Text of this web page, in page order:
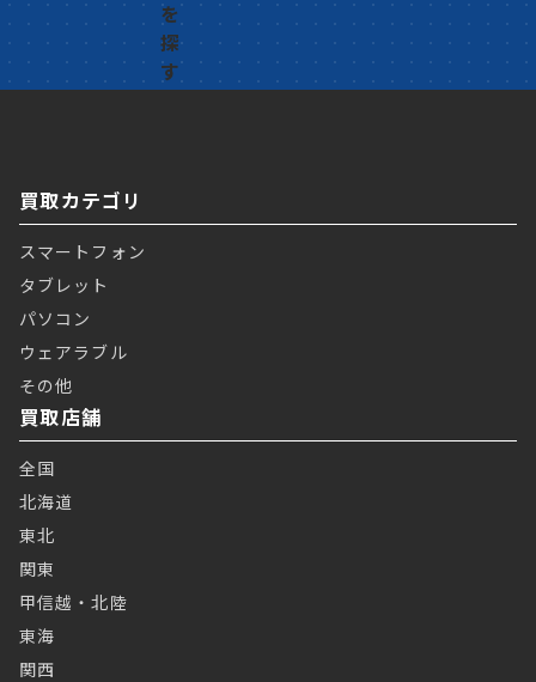
買取カテゴリ
スマートフォン
タブレット
パソコン
ウェアラブル
その他
買取店舗
全国
北海道
東北
関東
甲信越・北陸
東海
関西